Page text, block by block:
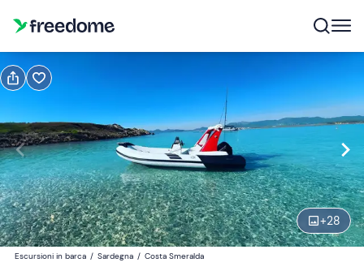
+28
mezza giornata
Navigate
forward
to
interact
Modifica
09:00 Modifica
Escursioni in barca / Sardegna / Costa Smeralda